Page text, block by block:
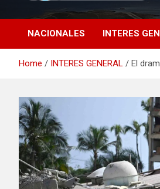
NACIONALES INTERES
Home INTERES GENERAL El